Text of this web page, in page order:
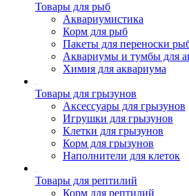
Товары для рыб
Аквариумистика
Корм для рыб
Пакеты для переноски
Аквариумы и тумбы для
Химия для аквариума
Товары для грызунов
Аксессуары для грызунов
Игрушки для грызунов
Клетки для грызунов
Корм для грызунов
Наполнители для клеток
Товары для рептилий
Корм для рептилий